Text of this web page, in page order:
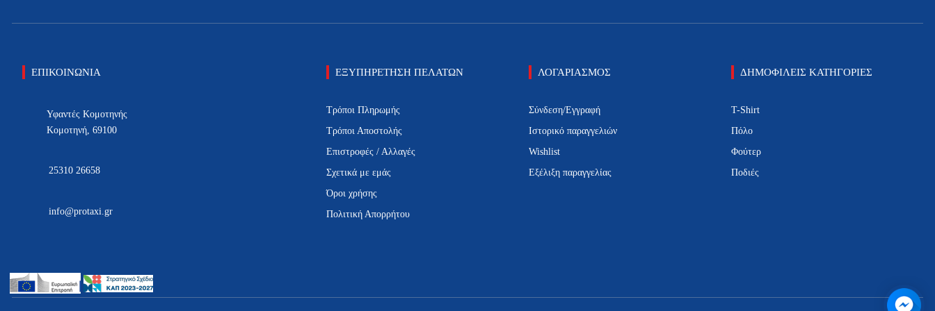
ΕΠΙΚΟΙΝΩΝΙΑ
Υφαντές Κομοτηνής
Κομοτηνή, 69100
25310 26658
info@protaxi.gr
ΕΞΥΠΗΡΕΤΗΣΗ ΠΕΛΑΤΩΝ
Τρόποι Πληρωμής
Τρόποι Αποστολής
Επιστροφές / Αλλαγές
Σχετικά με εμάς
Όροι χρήσης
Πολιτική Απορρήτου
ΛΟΓΑΡΙΑΣΜΟΣ
Σύνδεση/Εγγραφή
Ιστορικό παραγγελιών
Wishlist
Εξέλιξη παραγγελίας
ΔΗΜΟΦΙΛΕΙΣ ΚΑΤΗΓΟΡΙΕΣ
T-Shirt
Πόλο
Φούτερ
Ποδιές